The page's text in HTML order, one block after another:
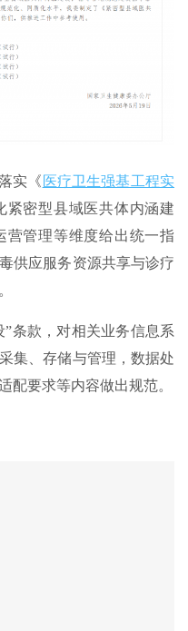
实《 医疗卫生强基工程实
紧密型县域医共体内涵建
营管理等维度给出统一指
供应服务资源共享与诊疗
条款，对相关业务信息系
集、存储与管理，数据处
配要求等内容做出规范。